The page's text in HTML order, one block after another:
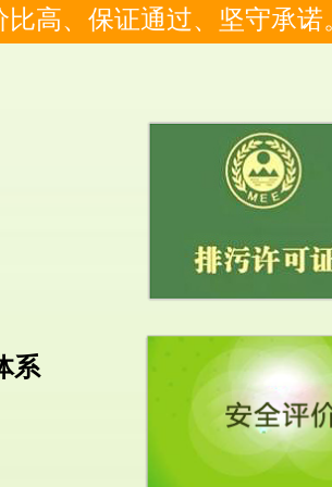
比高、保证通过、坚守承诺
系